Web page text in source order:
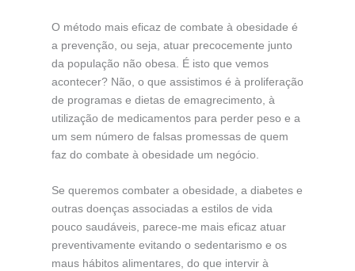
O método mais eficaz de combate à obesidade é
a prevenção, ou seja, atuar precocemente junto
da população não obesa. É isto que vemos
acontecer? Não, o que assistimos é à proliferação
de programas e dietas de emagrecimento, à
utilização de medicamentos para perder peso e a
um sem número de falsas promessas de quem
faz do combate à obesidade um negócio.
Se queremos combater a obesidade, a diabetes e
outras doenças associadas a estilos de vida
pouco saudáveis, parece-me mais eficaz atuar
preventivamente evitando o sedentarismo e os
maus hábitos alimentares, do que intervir à